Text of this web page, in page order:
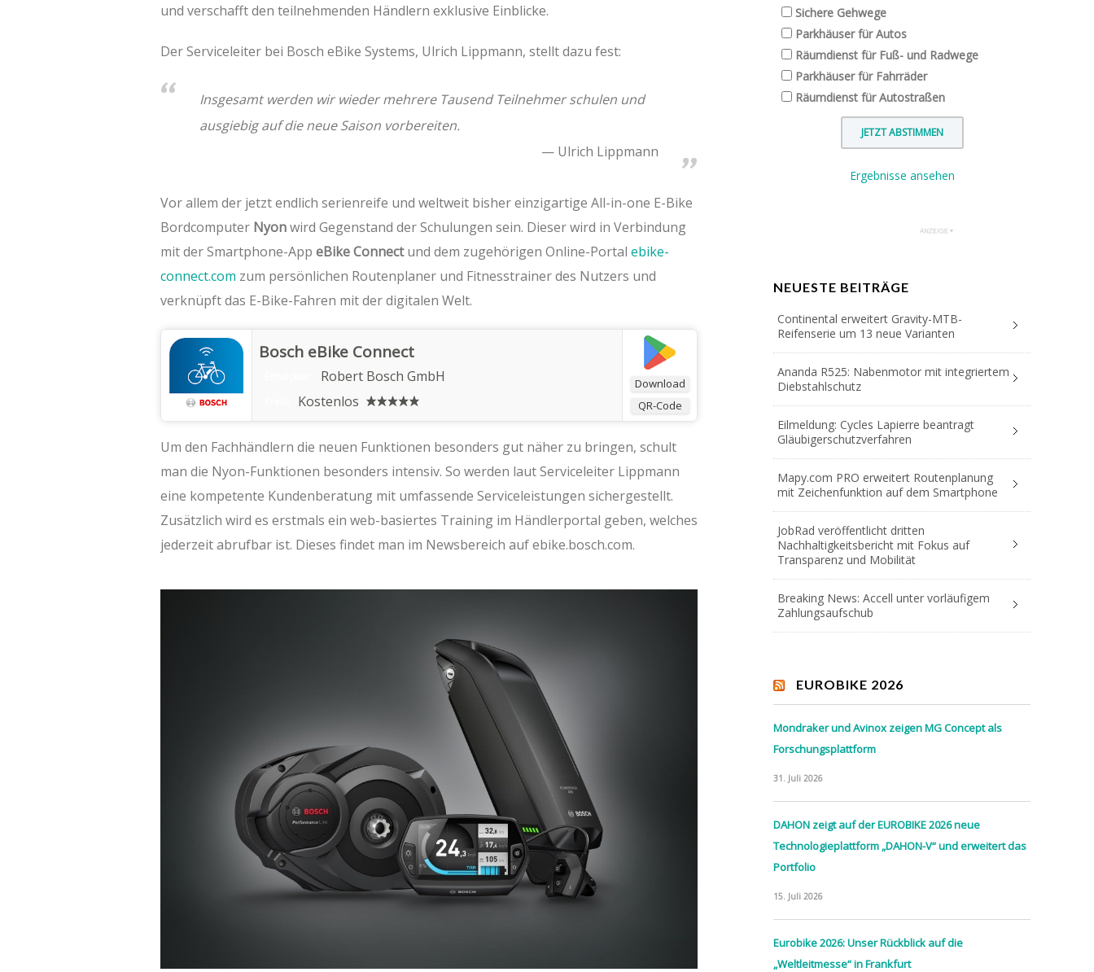
und verschafft den teilnehmenden Händlern exklusive Einblicke.
Der Serviceleiter bei Bosch eBike Systems, Ulrich Lippmann, stellt dazu fest:
Insgesamt werden wir wieder mehrere Tausend Teilnehmer schulen und
ausgiebig auf die neue Saison vorbereiten.
Ulrich Lippmann
Vor allem der jetzt endlich serienreife und weltweit bisher einzigartige All-in-one E-Bike
Bordcomputer Nyonwird Gegenstand der Schulungen sein. Dieser wird in Verbindung
mit der Smartphone-App eBike Connectund dem zugehörigen Online-Portal ebike-
connect.com zum persönlichen Routenplaner und Fitnesstrainer des Nutzers und
verknüpft das E-Bike-Fahren mit der digitalen Welt.
Download
QR-Code
Bosch eBike Connect
Robert Bosch GmbH
Kostenlos
Um den Fachhändlern die neuen Funktionen besonders gut näher zu bringen, schult
man die Nyon-Funktionen besonders intensiv. So werden laut Serviceleiter Lippmann
eine kompetente Kundenberatung mit umfassende Serviceleistungen sichergestellt.
Zusätzlich wird es erstmals ein web-basiertes Training im Händlerportal geben, welches
jederzeit abrufbar ist. Dieses findet man im Newsbereich auf ebike.bosch.com.
Sichere Gehwege
Parkhäuser für Autos
Räumdienst für Fuß- und Radwege
Parkhäuser für Fahrräder
Räumdienst für Autostraßen
Ergebnisse ansehen
NEUESTE BEITRÄGE
Continental erweitert Gravity-MTB-
Reifenserie um 13 neue Varianten
Ananda R525: Nabenmotor mit integriertem
Diebstahlschutz
Eilmeldung: Cycles Lapierre beantragt
Gläubigerschutzverfahren
Mapy.com PRO erweitert Routenplanung
mit Zeichenfunktion auf dem Smartphone
JobRad veröffentlicht dritten
Nachhaltigkeitsbericht mit Fokus auf
Transparenz und Mobilität
Breaking News: Accell unter vorläufigem
Zahlungsaufschub
EUROBIKE 2026
Mondraker und Avinox zeigen MG Concept als
Forschungsplattform
31. Juli 2026
DAHON zeigt auf der EUROBIKE 2026 neue
Technologieplattform „DAHON-V“ und erweitert das
Portfolio
15. Juli 2026
Eurobike 2026: Unser Rückblick auf die
„Weltleitmesse“ in Frankfurt